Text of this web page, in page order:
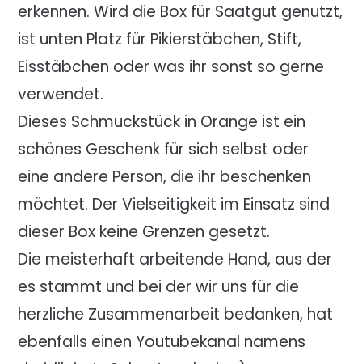
erkennen. Wird die Box für Saatgut genutzt,
ist unten Platz für Pikierstäbchen, Stift,
Eisstäbchen oder was ihr sonst so gerne
verwendet.
Dieses Schmuckstück in Orange ist ein
schönes Geschenk für sich selbst oder
eine andere Person, die ihr beschenken
möchtet. Der Vielseitigkeit im Einsatz sind
dieser Box keine Grenzen gesetzt.
Die meisterhaft arbeitende Hand, aus der
es stammt und bei der wir uns für die
herzliche Zusammenarbeit bedanken, hat
ebenfalls einen Youtubekanal namens